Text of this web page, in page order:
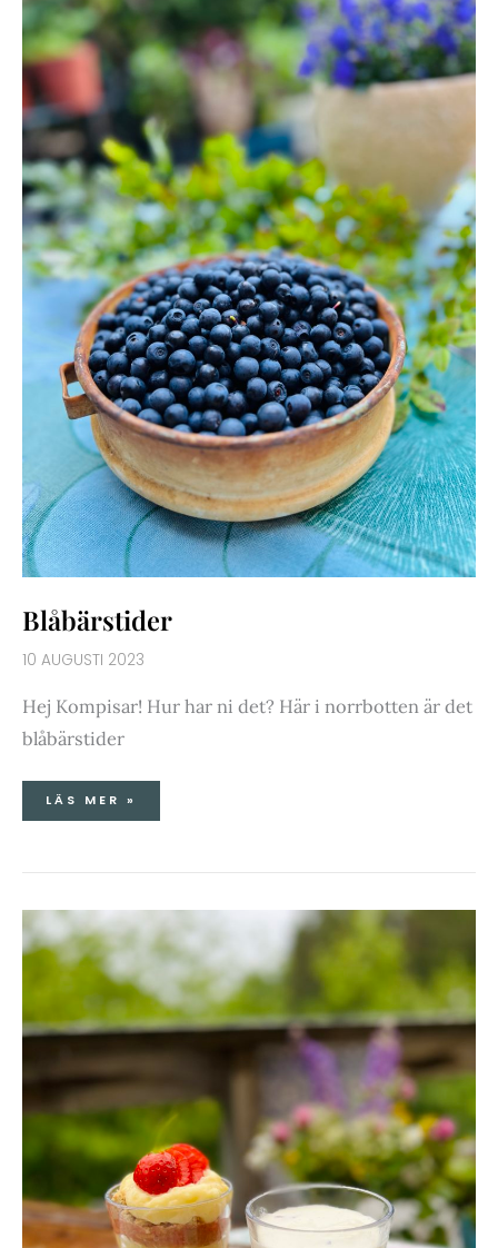
Blåbärstider
10 AUGUSTI 2023
Hej Kompisar! Hur har ni det? Här i norrbotten är det
blåbärstider
LÄS MER »
RABARBER-
JORDGUBBSKRÄM